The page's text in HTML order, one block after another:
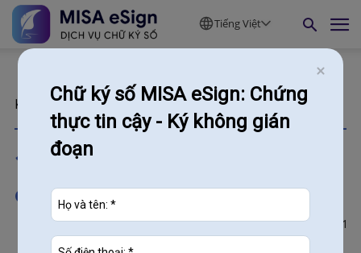
Tiếng Việt
Kiến thức
100+ mẫu chữ ký tên Quân
đơn giản & ấn tượng
161
Chữ ký số MISA eSign: Chứng
thực tin cậy - Ký không gián
đoạn